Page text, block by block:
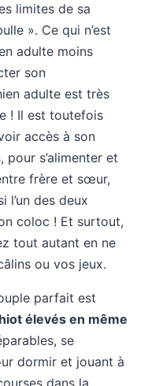
limites de sa
». Ce qui n’est
adulte moins
son
adulte est très
! Il est toutefois
accès à son
s’alimenter et
frère et sœur,
l’un des deux
coloc ! Et surtout,
tout autant en ne
ou vos jeux.
parfait est
élevés en même
se
dormir et jouant à
dans la